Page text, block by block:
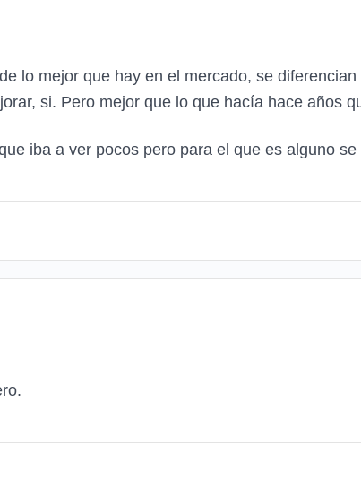
lo mejor que hay en el mercado, se
si. Pero mejor que lo que hacía hace años
iba a ver pocos pero para el que es alguno se